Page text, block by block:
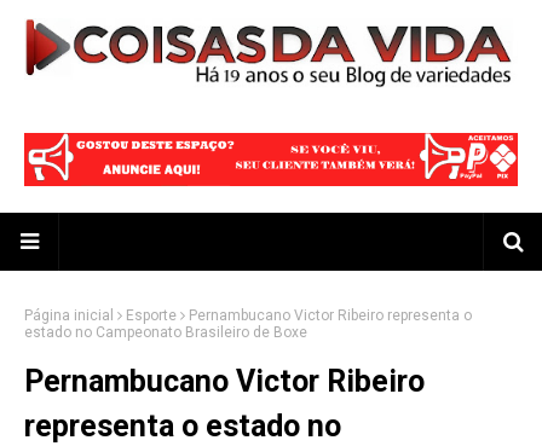
Página inicial Esporte
Pernambucano Victor Ribeiro representa o
estado no Campeonato Brasileiro de Boxe
Pernambucano Victor Ribeiro
representa o estado no